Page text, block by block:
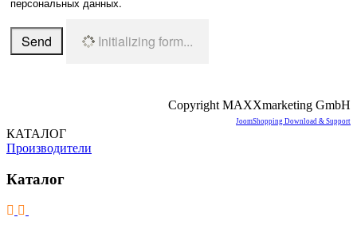
Send Initializing form...
Copyright MAXXmarketing GmbH
JoomShopping Download & Support
КАТАЛОГ
Производители
Каталог